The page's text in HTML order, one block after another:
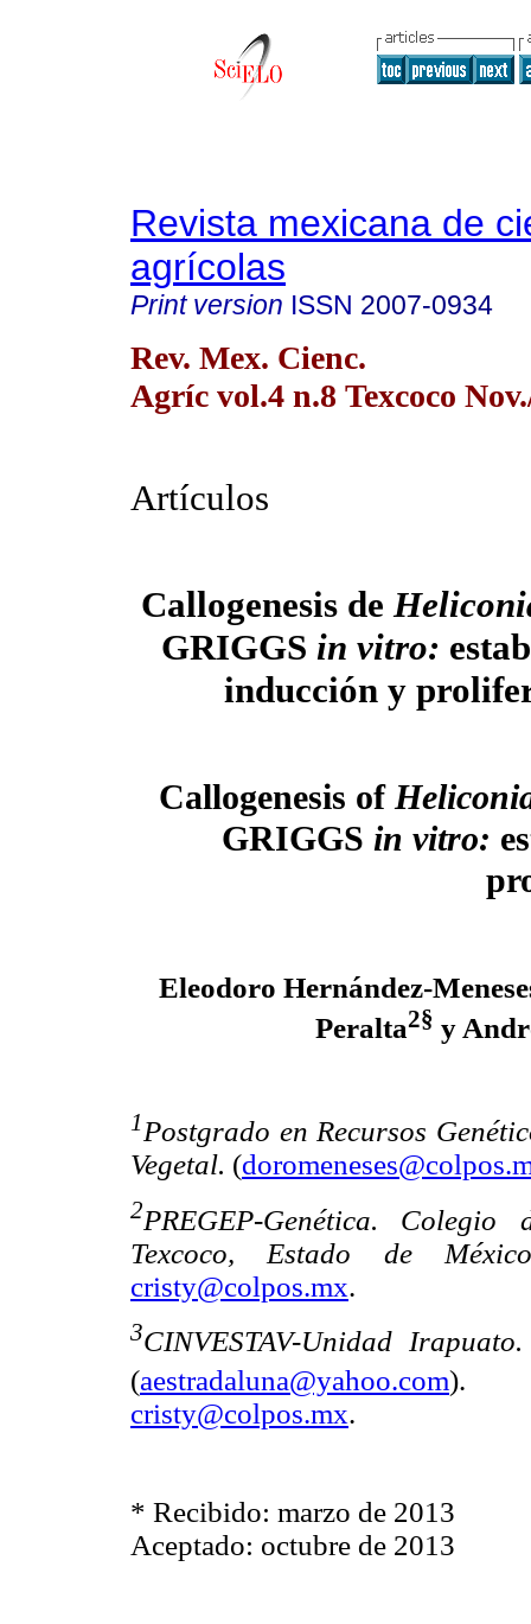
Revista mexicana de
agrícolas
Print version ISSN 2007-0934
Rev. Mex. Cienc.
Agríc vol.4 n.8 Texcoco
Artículos
Callogenesis de
GRIGGS in vitro:
inducción y
Callogenesis of
GRIGGS in vitro:
Eleodoro Hernández-
Peralta2§ y
1 Postgrado en Recursos
Vegetal. (
2PREGEP-Genética.
Texcoco, Estado de
cristy@colpos.mx.
3CINVESTAV-Unidad
(aestradaluna@yahoo.com
cristy@colpos.mx.
* Recibido: marzo de 2013
Aceptado: octubre de 2013